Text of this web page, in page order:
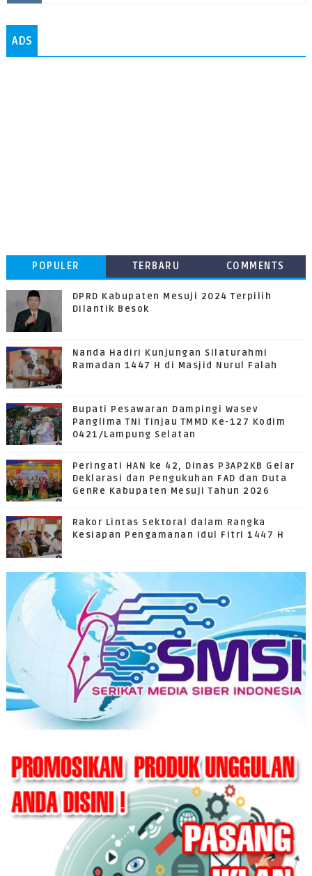
ADS
POPULER TERBARU COMMENTS
DPRD Kabupaten Mesuji 2024 Terpilih
Dilantik Besok
Nanda Hadiri Kunjungan Silaturahmi
Ramadan 1447 H di Masjid Nurul Falah
Bupati Pesawaran Dampingi Wasev
Panglima TNI Tinjau TMMD Ke-127 Kodim
0421/Lampung Selatan
Peringati HAN ke 42, Dinas P3AP2KB Gelar
Deklarasi dan Pengukuhan FAD dan Duta
GenRe Kabupaten Mesuji Tahun 2026
Rakor Lintas Sektoral dalam Rangka
Kesiapan Pengamanan Idul Fitri 1447 H